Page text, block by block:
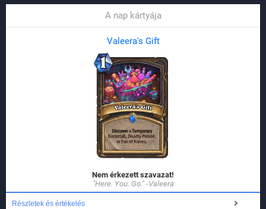
A nap kártyája
Valeera's Gift
Nem érkezett szavazat!
"Here. You. Go." -Valeera
Részletek és értékelés